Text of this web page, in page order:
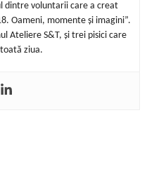
dintre voluntarii care a creat
Oameni, momente și imagini”.
Ateliere S&T, și trei pisici care
ziua.